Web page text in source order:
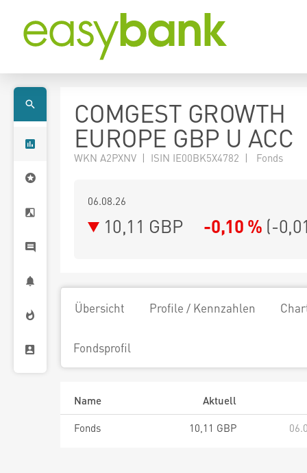
COMGEST GROWTH
EUROPE GBP U ACC
WKN A2PXNV | ISIN IE00BK5X4782 | Fonds
06.08.26
10,11 GBP -0,10 % (-
Übersicht Profile / Kennzahlen
Fondsprofil
Name
Aktuell
Fonds
10,11 GBP